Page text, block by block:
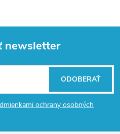
newsletter
ochrany osobných
ODOBERAŤ